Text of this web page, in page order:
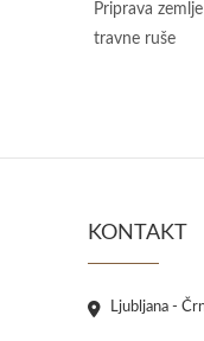
Priprava
travne ruše
KONTAKT
Ljubljana -